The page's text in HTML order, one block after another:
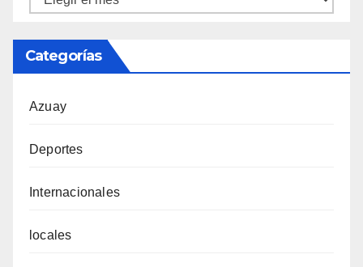
Categorías
Azuay
Deportes
Internacionales
locales